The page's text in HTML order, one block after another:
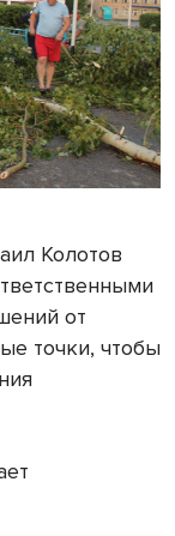
Колотов
от
точки, чтобы